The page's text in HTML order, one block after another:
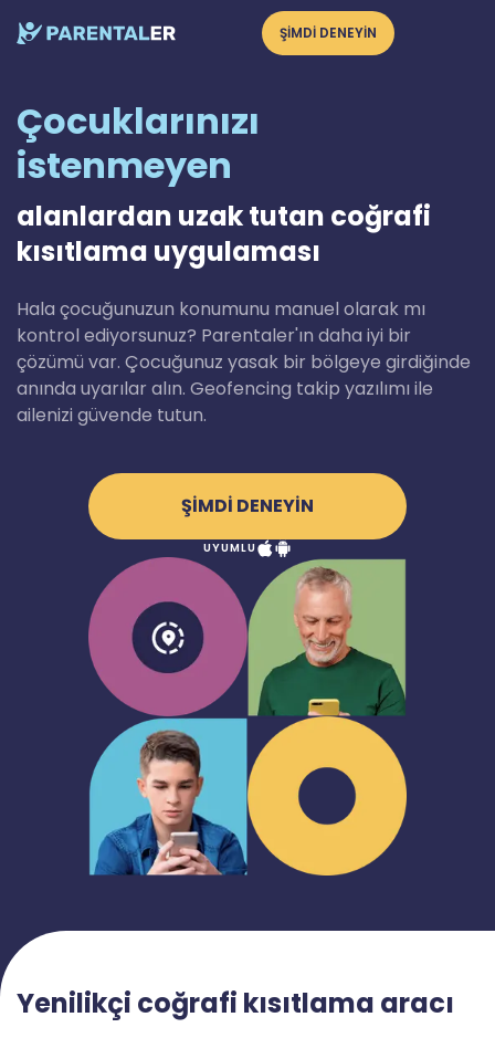
ŞİMDİ DENEYİN
Çocuklarınızı
istenmeyen
alanlardan uzak tutan coğrafi
kısıtlama uygulaması
Hala çocuğunuzun konumunu manuel olarak mı
kontrol ediyorsunuz? Parentaler'ın daha iyi bir
çözümü var. Çocuğunuz yasak bir bölgeye girdiğinde
anında uyarılar alın. Geofencing takip yazılımı ile
ailenizi güvende tutun.
ŞİMDİ DENEYİN
UYUMLU
Yenilikçi coğrafi kısıtlama aracı